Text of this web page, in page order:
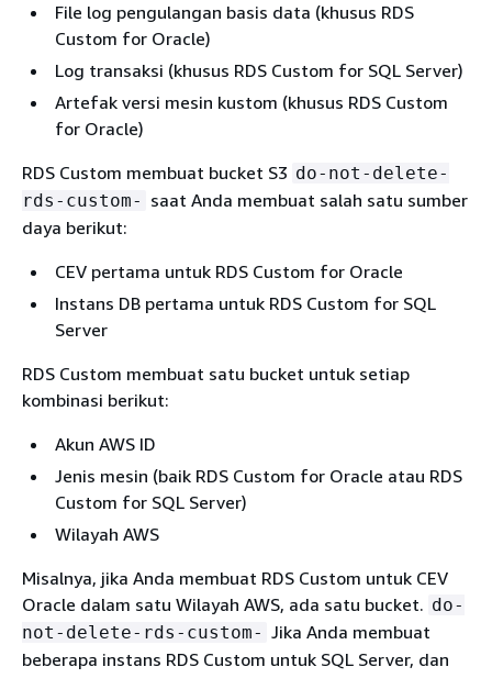
File log pengulangan basis data (khusus RDS
Custom for Oracle)
Log transaksi (khusus RDS Custom for SQL Server)
Artefak versi mesin kustom (khusus RDS Custom
for Oracle)
RDS Custom membuat bucket S3 do-not-delete-
rds-custom- saat Anda membuat salah satu sumber
daya berikut:
CEV pertama untuk RDS Custom for Oracle
Instans DB pertama untuk RDS Custom for SQL
Server
RDS Custom membuat satu bucket untuk setiap
kombinasi berikut:
Akun AWS ID
Jenis mesin (baik RDS Custom for Oracle atau RDS
Custom for SQL Server)
Wilayah AWS
Misalnya, jika Anda membuat RDS Custom untuk CEV
Oracle dalam satu Wilayah AWS, ada satu bucket. do-
not-delete-rds-custom- Jika Anda membuat
beberapa instans RDS Custom untuk SQL Server, dan